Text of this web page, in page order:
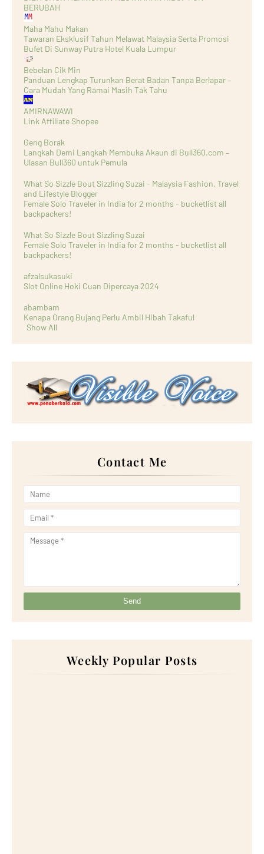
BERUBAH
Maha Mahu Makan
Tawaran Eksklusif Tahun Melawat Malaysia Serta Promosi
Bufet Di Sunway Putra Hotel Kuala Lumpur
Bebelan Cik Min
Panduan Lengkap Turunkan Berat Badan Tanpa Berlapar –
Cara Mudah Yang Ramai Masih Tak Tahu
AMIRNAWAWI
Link Affiliate Shopee
Geng Borak
Langkah Demi Langkah Membuka Akaun di Bull360.com –
Ulasan Bull360 untuk Pemula
What So Sizzle Bout Sizzling Suzai - Malaysia Fashion, Travel
and Lifestyle Blogger
Female Solo Traveler in India for 2 months - bucketlist all
backpackers!
What So Sizzle Bout Sizzling Suzai
Female Solo Traveler in India for 2 months - bucketlist all
backpackers!
afzalsukasuki
Slot Online Hoki Cuan Dipercaya 2024
abambam
Kenapa Orang Bujang Perlu Ambil Hibah Takaful
Show All
Contact Me
Weekly Popular Posts